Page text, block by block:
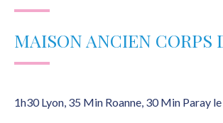
MAISON ANCIEN CORPS
1h30 Lyon, 35 Min Roanne, 30 Min Paray